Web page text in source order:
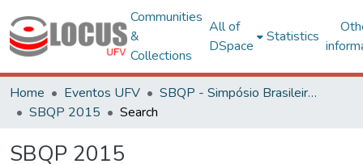
Communities
&
Collections
All of
DSpace
Statistics
Home Eventos UFV
SBQP - Simpósio Brasileiro de Qualidade do Projeto no Ambiente Construído
SBQP 2015
Search
SBQP 2015